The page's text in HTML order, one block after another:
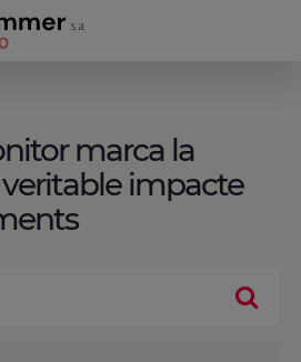
marca la
impacte